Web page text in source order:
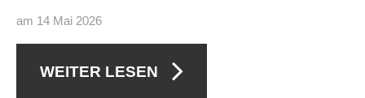
Trainingszeiten
am 14 Mai 2026
WEITER LESEN